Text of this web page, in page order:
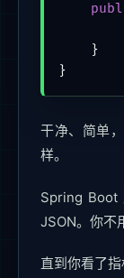
    }
}
干净、简单
样。
Spring
JSON。你不
直到你看了指